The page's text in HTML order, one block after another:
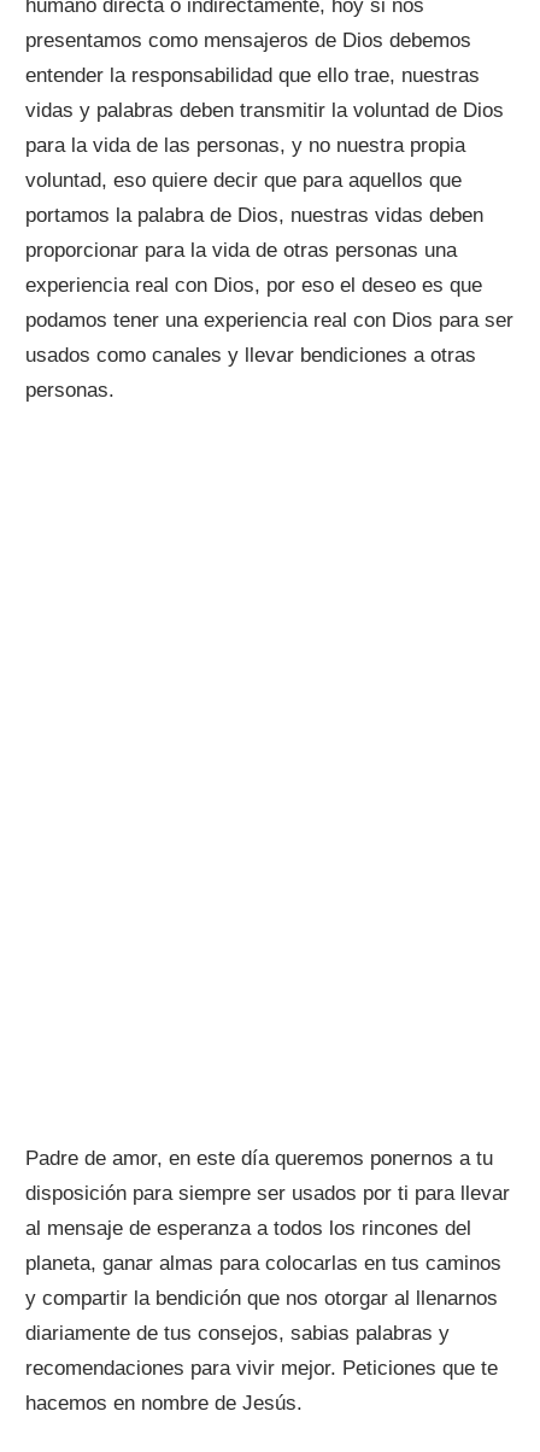
humano directa o indirectamente, hoy si nos
presentamos como mensajeros de Dios debemos
entender la responsabilidad que ello trae, nuestras
vidas y palabras deben transmitir la voluntad de Dios
para la vida de las personas, y no nuestra propia
voluntad, eso quiere decir que para aquellos que
portamos la palabra de Dios, nuestras vidas deben
proporcionar para la vida de otras personas una
experiencia real con Dios, por eso el deseo es que
podamos tener una experiencia real con Dios para ser
usados como canales y llevar bendiciones a otras
personas.
Padre de amor, en este día queremos ponernos a tu
disposición para siempre ser usados por ti para llevar
al mensaje de esperanza a todos los rincones del
planeta, ganar almas para colocarlas en tus caminos
y compartir la bendición que nos otorgar al llenarnos
diariamente de tus consejos, sabias palabras y
recomendaciones para vivir mejor. Peticiones que te
hacemos en nombre de Jesús.